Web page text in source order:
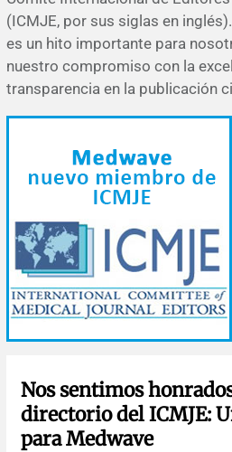
Agradecimientos
Impressum
Protocolos
Evaluaciones económicas
Artículos de revisión
Notas metodológicas
Problemas de salud pública
Notas históricas y reseñas
Reporte de caso
Notas técnicas
Práctica clínica
Descripción
Política de cobros
Políticas editoriales
Instrucciones para autores
Patrocinadores y
Editores
Comité editorial
Resúmenes de congresos
(ICMJE, por sus siglas en
es un hito importante para
nuestro compromiso con la
transparencia en la publicación
Nos sentimos
directorio del ICMJE:
para Medwave